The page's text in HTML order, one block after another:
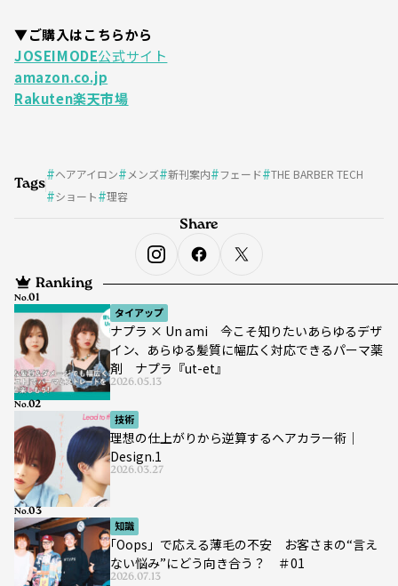
▼ご購入はこちらから
JOSEIMODE公式サイト
amazon.co.jp
Rakuten楽天市場
Tags
ヘアアイロン メンズ 新刊案内 フェード
THE BARBER TECH
ショート
理容
Ranking
タイアップ
ナプラ × Un ami 今こそ知りたいあらゆるデザ
イン、あらゆる髪質に幅広く対応できるパーマ薬
剤 ナプラ『ut-et』
2026.05.13
No.
技術
理想の仕上がりから逆算するヘアカラー術｜
Design.1
2026.03.27
No.
知識
｢Oops」で応える薄毛の不安 お客さまの“言え
ない悩み”にどう向き合う？ ＃01
2026.07.13
No.
Share